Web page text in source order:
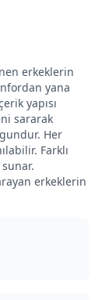
erkeklerin
yana
yapısı
sararak
Her
Farklı
erkeklerin